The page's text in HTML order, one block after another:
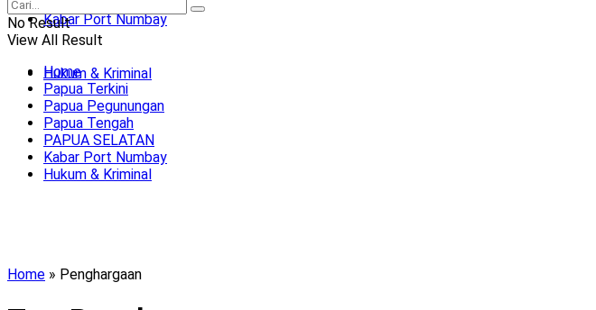
Kabar Port Numbay
Hukum & Kriminal
No Result
View All Result
Home
Papua Terkini
Papua Pegunungan
Papua Tengah
PAPUA SELATAN
Kabar Port Numbay
Hukum & Kriminal
Home » Penghargaan